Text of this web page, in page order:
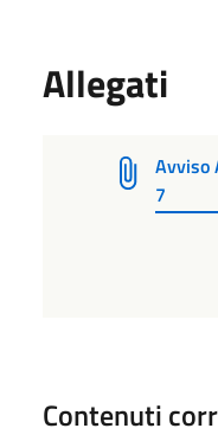
Allegati
Avviso
7
Contenuti